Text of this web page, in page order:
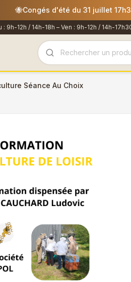
🐝Les commandes passées
: 9h-12h / 14h-18h – Ven : 9h-12h / 14h-
Séance Au Choix